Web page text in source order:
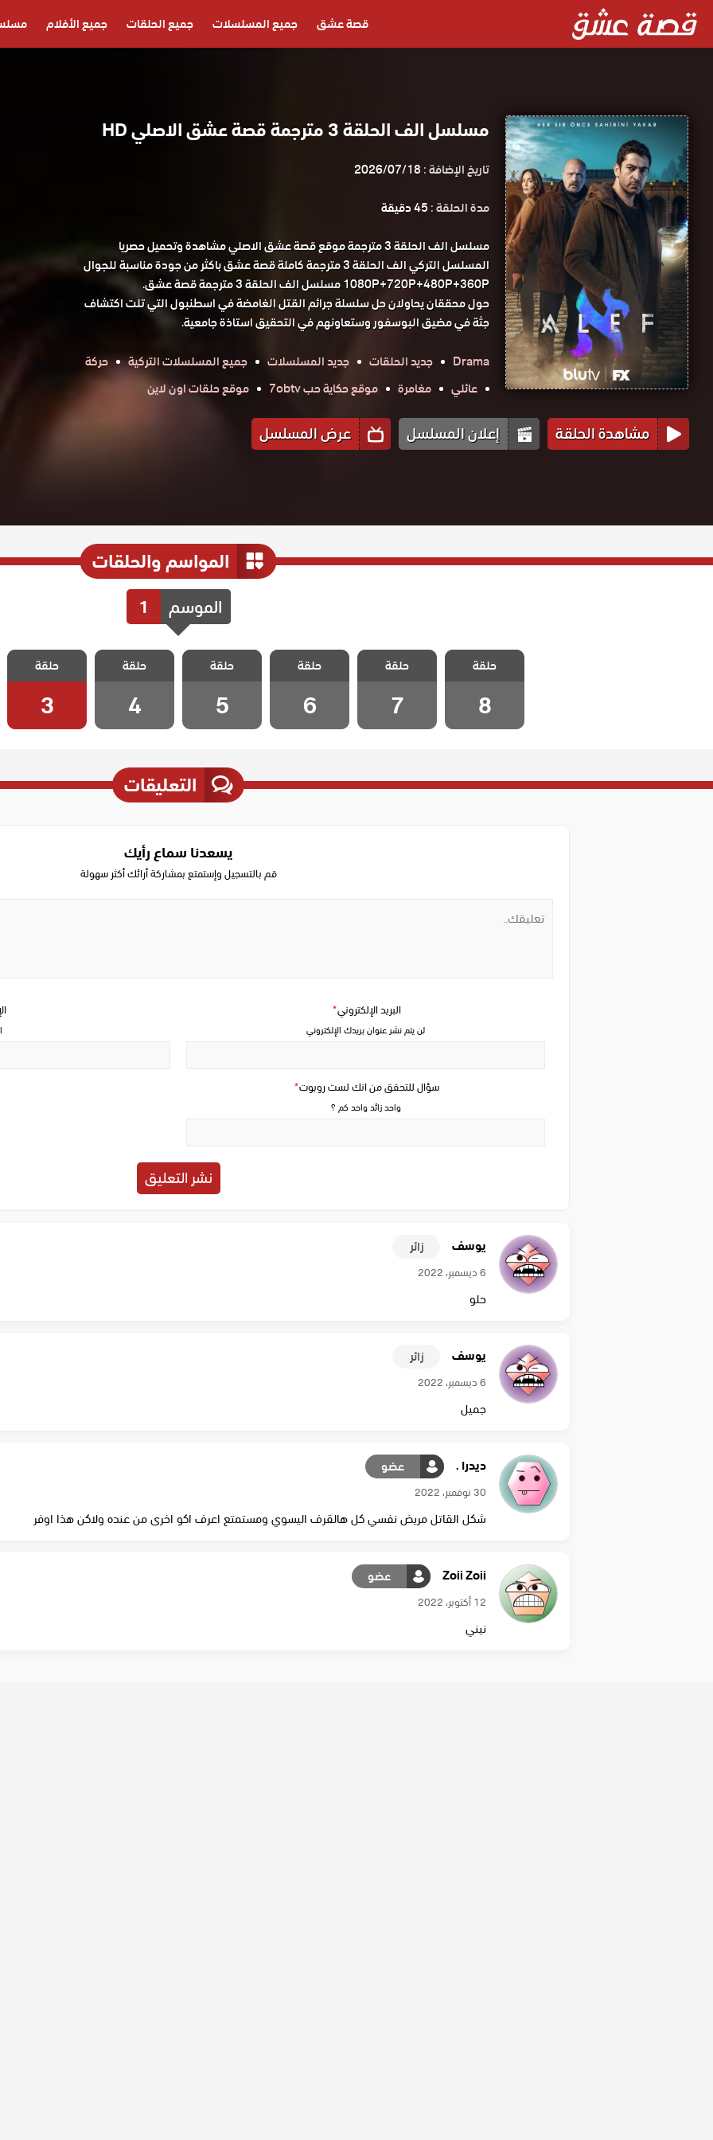
قصة عشق جميع المسلسلات جميع الحلقات جميع الأفلام
مسلسل الف الحلقة 3 مترجمة قصة عشق الاصلي HD
تاريخ الإضافة :2026/07/18
مدة الحلقة :45 دقيقة
مسلسل الف الحلقة 3 مترجمة موقع قصة عشق الاصلي مشاهدة وتحميل حصريا
المسلسل التركي الف الحلقة 3 مترجمة كاملة قصة عشق باكثر من جودة مناسبة للجوال
1080P+720P+480P+360P مسلسل الف الحلقة 3 مترجمة قصة عشق.
حول محققان يحاولان حل سلسلة جرائم القتل الغامضة في اسطنبول التي تلت اكتشاف
جثة في مضيق البوسفور وستعاونهم في التحقيق استاذة جامعية.
Drama
جديد الحلقات جديد المسلسلات جميع المسلسلات التركية
حركة
عائلي
مغامرة موقع حكاية حب 7obtv موقع حلقات اون لاين
مشاهدة الحلقة إعلان المسلسل عرض المسلسل
المواسم والحلقات
الموسم 1
مسلسل الف
والاخيرة
حلقة
8
مسلسل الف
الحلقة 7
حلقة
7
مسلسل الف
الحلقة 6
حلقة
6
مسلسل الف
الحلقة 5
حلقة
5
مسلسل الف
الحلقة 4
حلقة
4
مسلسل الف
الحلقة 3
حلقة
3
التعليقات
يسعدنا سماع رأيك
قم بالتسجيل وإستمتع بمشاركة أرائك أكثر سهولة
سؤال للتحقق من انك لست روبوت*
واحد زائد واحد كم ؟
البريد الإلكتروني*
لن يتم نشر عنوان بريدك الإلكتروني
يوسف زائر
6 ديسمبر، 2022
حلو
يوسف زائر
6 ديسمبر، 2022
جميل
ديدرا . عضو
30 نوفمبر، 2022
شكل القاتل مريض نفسي كل هالقرف اليسوي ومستمتع اعرف اكو اخرى من عنده ولاكن هذا اوفر
Zoii Zoii عضو
12 أكتوبر، 2022
نيني